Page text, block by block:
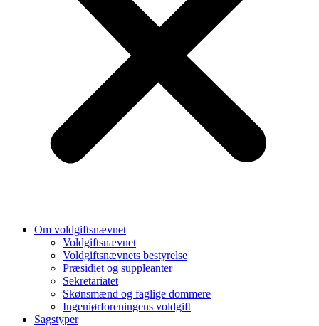
Om voldgiftsnævnet
Voldgiftsnævnet
Voldgiftsnævnets bestyrelse
Præsidiet og suppleanter
Sekretariatet
Skønsmænd og faglige dommere
Ingeniørforeningens voldgift
Sagstyper